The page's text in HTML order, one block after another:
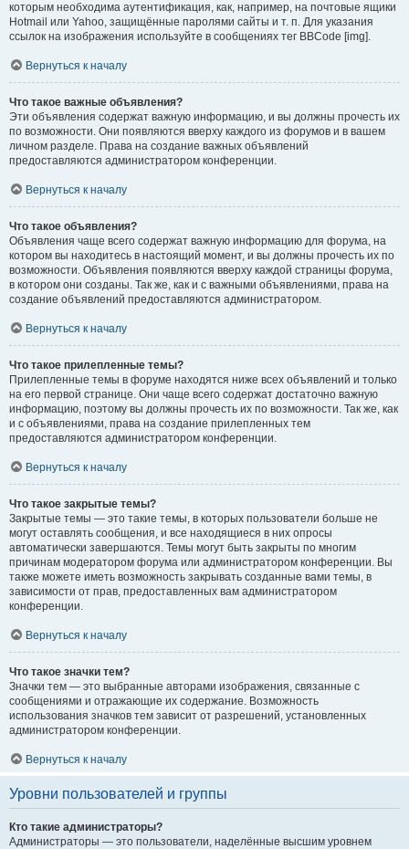
которым необходима аутентификация, как, например, на почтовые ящики
Hotmail или Yahoo, защищённые паролями сайты и т. п. Для указания
ссылок на изображения используйте в сообщениях тег BBCode [img].
Вернуться к началу
Что такое важные объявления?
Эти объявления содержат важную информацию, и вы должны прочесть их
по возможности. Они появляются вверху каждого из форумов и в вашем
личном разделе. Права на создание важных объявлений
предоставляются администратором конференции.
Вернуться к началу
Что такое объявления?
Объявления чаще всего содержат важную информацию для форума, на
котором вы находитесь в настоящий момент, и вы должны прочесть их по
возможности. Объявления появляются вверху каждой страницы форума,
в котором они созданы. Так же, как и с важными объявлениями, права на
создание объявлений предоставляются администратором.
Вернуться к началу
Что такое прилепленные темы?
Прилепленные темы в форуме находятся ниже всех объявлений и только
на его первой странице. Они чаще всего содержат достаточно важную
информацию, поэтому вы должны прочесть их по возможности. Так же, как
и с объявлениями, права на создание прилепленных тем
предоставляются администратором конференции.
Вернуться к началу
Что такое закрытые темы?
Закрытые темы — это такие темы, в которых пользователи больше не
могут оставлять сообщения, и все находящиеся в них опросы
автоматически завершаются. Темы могут быть закрыты по многим
причинам модератором форума или администратором конференции. Вы
также можете иметь возможность закрывать созданные вами темы, в
зависимости от прав, предоставленных вам администратором
конференции.
Вернуться к началу
Что такое значки тем?
Значки тем — это выбранные авторами изображения, связанные с
сообщениями и отражающие их содержание. Возможность
использования значков тем зависит от разрешений, установленных
администратором конференции.
Вернуться к началу
Уровни пользователей и группы
Кто такие администраторы?
Администраторы — это пользователи, наделённые высшим уровнем